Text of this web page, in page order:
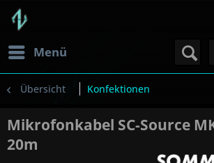
Menü
Übersicht Konfektionen
Mikrofonkabel SC-Source
20m